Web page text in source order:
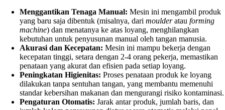
Menggantikan Tenaga Manual: Mesin ini mengambil produk
yang baru saja dibentuk (misalnya, darimoulderatauforming
machine) dan menatanya ke atas loyang, menghilangkan
kebutuhan untuk penyusunan manual oleh tangan manusia.
Akurasi dan Kecepatan: Mesin ini mampu bekerja dengan
kecepatan tinggi, setara dengan 2-4 orang pekerja, memastikan
penataan yang akurat dan efisien pada setiap loyang.
Peningkatan Higienitas: Proses penataan produk ke loyang
dilakukan tanpa sentuhan tangan, yang membantu memenuhi
standar kebersihan makanan dan mengurangi risiko kontaminasi.
Pengaturan Otomatis: Jarak antar produk, jumlah baris, dan